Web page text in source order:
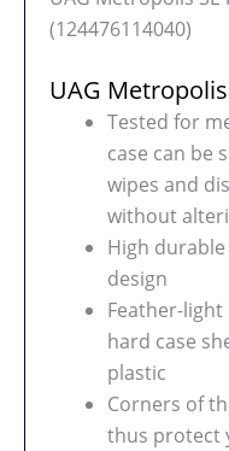
(124476114040)
UAG Metropolis
Tested for
case can be
wipes and
without
High
design
Feather-
hard case
plastic
Corners of
thus protect